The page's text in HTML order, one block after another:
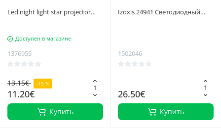
Led night light star projector
Доступен в магазине
1376955
13.15€ -15 %
11.20€
Купить
Izoxis 24941 Светодиодный
1502046
26.50€
Купить